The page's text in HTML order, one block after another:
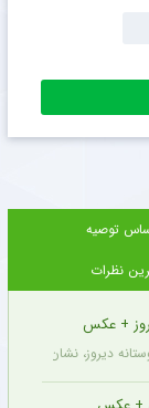
توصیه
نظرات
+ عکس
دیروز، نشان داد